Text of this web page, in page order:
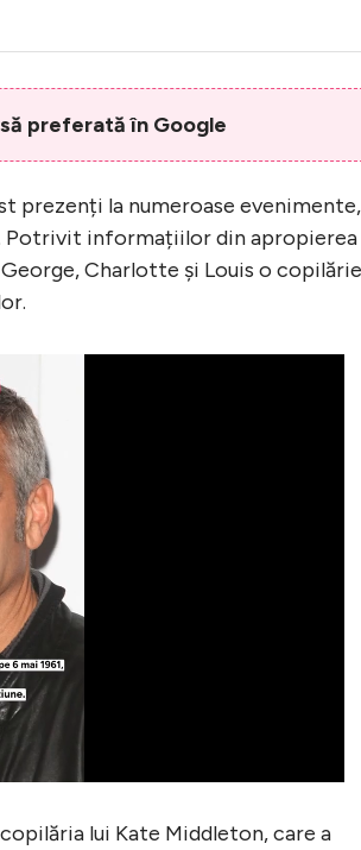
preferată în Google
prezenți la numeroase
Potrivit informațiilor din apropierea
Charlotte și Louis o copilărie
lui Kate Middleton, care a